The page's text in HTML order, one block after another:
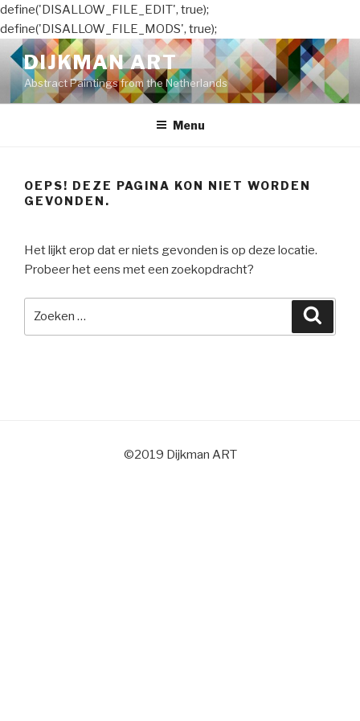
define('DISALLOW_FILE_EDIT', true);
define('DISALLOW_FILE_MODS', true);
Naar
de
inhoud
springen
DIJKMAN ART
Abstract Paintings from the Netherlands
Menu
OEPS! DEZE PAGINA KON NIET WORDEN
GEVONDEN.
Het lijkt erop dat er niets gevonden is op deze locatie.
Probeer het eens met een zoekopdracht?
©2019 Dijkman ART